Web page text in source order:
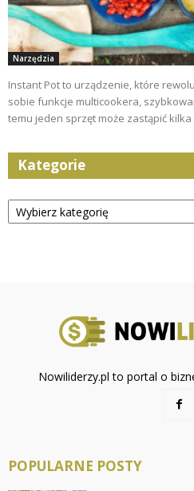
Narzędzia
Instant Pot to urządzenie, które
sobie funkcje multicookera,
temu jeden sprzęt może zastąpić kilka
Kategorie
Kategorie
Nowiliderzy.pl to portal o
POPULARNE POSTY